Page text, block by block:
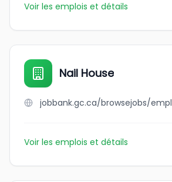
Voir les emplois et détails
Nail House
Voir les emplois et détails